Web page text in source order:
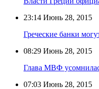
23:14 Июнь 28, 2015
Греческие банки
08:29 Июнь 28, 2015
Глава МВФ
07:03 Июнь 28, 2015